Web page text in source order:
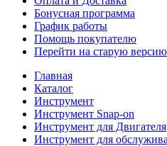
Бонусная программа
График работы
Помощь покупателю
Перейти на старую версию
Главная
Каталог
Инструмент
Инструмент Snap-on
Инструмент для Двигателя
Инструмент для